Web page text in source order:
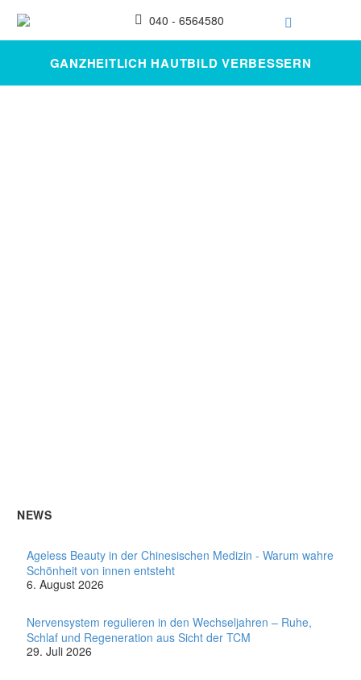
040 - 6564580
GANZHEITLICH HAUTBILD VERBESSERN
NEWS
Ageless Beauty in der Chinesischen Medizin - Warum wahre
Schönheit von innen entsteht
6. August 2026
Nervensystem regulieren in den Wechseljahren – Ruhe,
Schlaf und Regeneration aus Sicht der TCM
29. Juli 2026